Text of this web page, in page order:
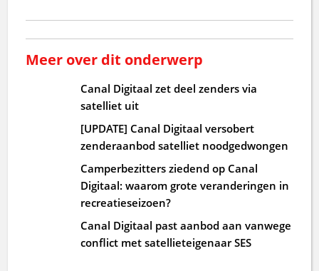
Meer over dit onderwerp
Canal Digitaal zet deel zenders via
satelliet uit
[UPDATE] Canal Digitaal versobert
zenderaanbod satelliet noodgedwongen
Camperbezitters ziedend op Canal
Digitaal: waarom grote veranderingen in
recreatieseizoen?
Canal Digitaal past aanbod aan vanwege
conflict met satellieteigenaar SES